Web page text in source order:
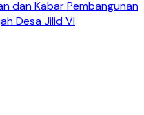
dan Kabar Pembangunan
Desa Jilid VI